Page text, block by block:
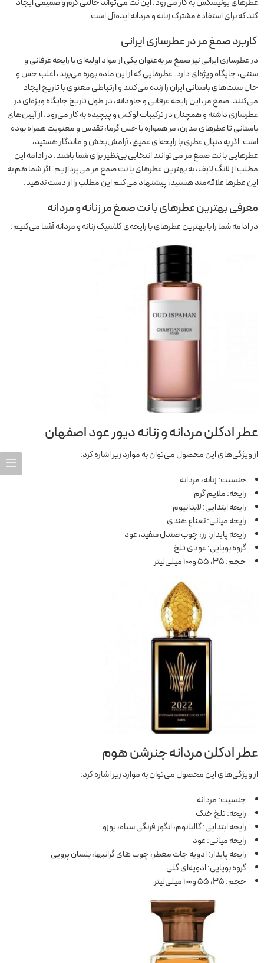
کند که برای استفاده مشترک زنانه و مردانه ایده‌آل است.
کاربرد صمغ مر در عطرسازی ایرانی
در عطرسازی ایرانی نیز صمغ مر به‌عنوان یکی از مواد اولیه‌ای با رایحه عرفانی و
سنتی، جایگاه ویژه‌ای دارد. عطرهایی که از این ماده بهره می‌برند، اغلب حس و
حال سنت‌های باستانی ایران را زنده می‌کنند و ارتباطی معنوی با تاریخ ایجاد
می‌کنند. صمغ مر، این رایحه عرفانی و جاودانه، در طول تاریخ جایگاه ویژه‌ای در
عطرسازی داشته و همچنان در ترکیبات لوکس و پیچیده به کار می‌رود. از آیین‌های
باستانی تا عطرهای مدرن، مر همواره با حس گرما، تقدس و معنویت همراه بوده
است. اگر به دنبال عطری با رایحه‌ای عمیق، آرامش‌بخش و ماندگار هستید،
عطرهایی با نت صمغ مر می‌توانند انتخابی بی‌نظیر برای شما باشند.در ادامه این
مطلب از لانگ لایف، به بهترین عطرهای با نت صمغ مر می‌پردازیم. اگر شما هم به
این عطرها علاقه‌مند هستید، پیشنهاد می‌کنم این مطلب را از دست ندهید.
معرفی بهترین عطرهای با نت صمغ مر زنانه و مردانه
در ادامه شما را با بهترین عطرهای با رایحه‌ی کلاسیک زنانه و مردانه آشنا می‌کنیم:
عطر ادکلن مردانه و زنانه دیور عود اصفهان
از ویژگی‌های این محصول می‌توان به موارد زیر اشاره کرد:
جنسیت: زنانه، مردانه
رایحه: ملایم گرم
رایحه ابتدایی: لابدانیوم
رایحه میانی: نعناع هندی
رایحه پایدار: رز، چوب صندل سفید، عود
گروه بویایی: عودی تلخ
حجم: 35، 55 و100 میلی‌لیتر
عطر ادکلن مردانه جنرشن هوم
از ویژگی‌های این محصول می‌توان به موارد زیر اشاره کرد:
جنسیت: مردانه
رایحه: تلخ خنک
رایحه ابتدایی: گالبانوم، انگور فرنگی سیاه، یوزو
رایحه میانی: عود
رایحه پایدار: ادویه جات معطر، چوب های گرانبها، بلسان پرویی
گروه بویایی: ادویه‌ای گلی
حجم: 35، 55 و100 میلی‌لیتر